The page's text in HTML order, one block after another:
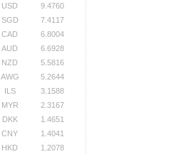
USD
9.4760
SGD
7.4117
CAD
6.8004
AUD
6.6928
NZD
5.5816
AWG
5.2644
ILS
3.1588
MYR
2.3167
DKK
1.4651
CNY
1.4041
HKD
1.2078